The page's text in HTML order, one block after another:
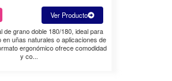
Ver Producto
de grano doble 180/180, ideal para
en uñas naturales o aplicaciones de
ergonómico ofrece comodidad
y co...